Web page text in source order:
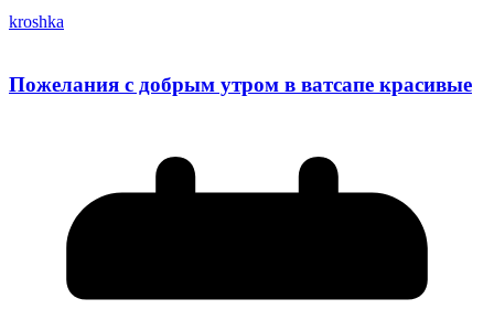
kroshka
Пожелания с добрым утром в ватсапе красивые